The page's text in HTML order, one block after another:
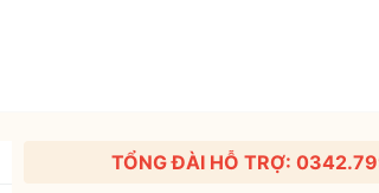
TỔNG ĐÀI HỖ TRỢ: